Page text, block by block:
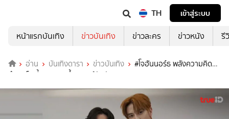
TH
เข้าสู่ระบบ
หน้าแรกบันเทิง
ข่าวบันเทิง ข่าวละคร ข่าวหนัง รี
อ่าน บันเทิงดารา ข่าวบันเทิง
#โจฮันนอร์ธ พลังความคิดถึง
ทำ #แม็กกี้บาส ฮอตขึ้นเทรนด์อันดับ 1